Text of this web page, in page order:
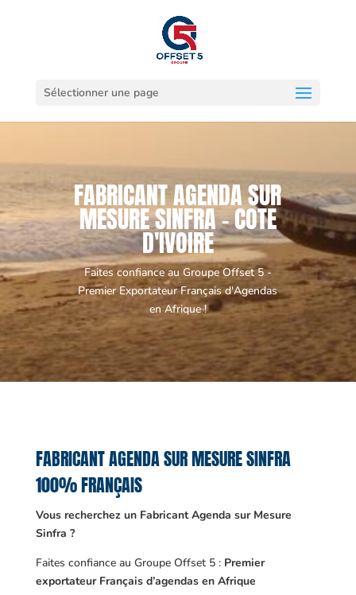
Sélectionner une page
FABRICANT AGENDA SUR
MESURE SINFRA - COTE
D'IVOIRE
Faites confiance au Groupe Offset 5 -
Premier Exportateur Français d'Agendas
en Afrique !
FABRICANT AGENDA SUR MESURE SINFRA
100% FRANÇAIS
Vous recherchez un Fabricant Agenda sur Mesure
Sinfra ?
Faites confiance au Groupe Offset 5 : Premier
exportateur Français d’agendas en Afrique